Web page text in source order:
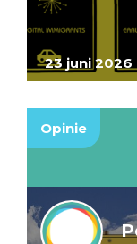
23 juni 2026
Opinie